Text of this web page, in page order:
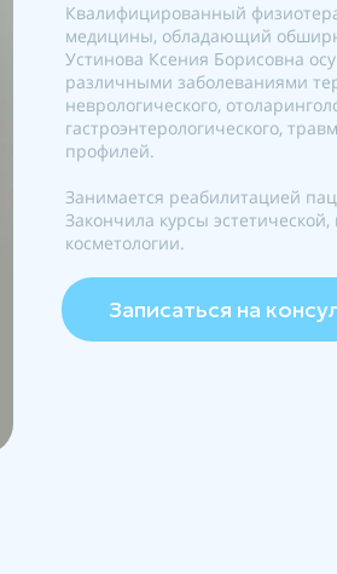
Квалифицированный
медицины, обладающий
Устинова Ксения Борисовна
различными заболеваниями
неврологического,
гастроэнтерологического,
профилей.
Занимается реабилитацией
Закончила курсы
косметологии.
Записаться на